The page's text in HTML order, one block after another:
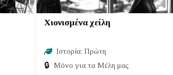
Χιονισμένα χείλη
Ιστορία: Πρώτη
🔒 Μόνο για τα Μέλη μας